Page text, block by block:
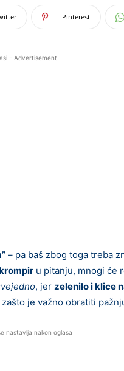
Pinterest
- Advertisement
– pa baš zbog toga treba
u pitanju, mnogi će
, jer zelenilo i klice
je važno obratiti
nastavlja nakon oglasa